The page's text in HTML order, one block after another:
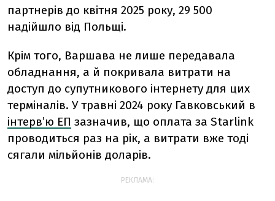
партнерів до квітня 2025 року, 29 500
надійшло від Польщі.
Крім того, Варшава не лише передавала
обладнання, а й покривала витрати на
доступ до супутникового інтернету для цих
терміналів. У травні 2024 року Гавковський в
інтерв’ю ЕП зазначив, що оплата за Starlink
проводиться раз на рік, а витрати вже тоді
сягали мільйонів доларів.
РЕКЛАМА: